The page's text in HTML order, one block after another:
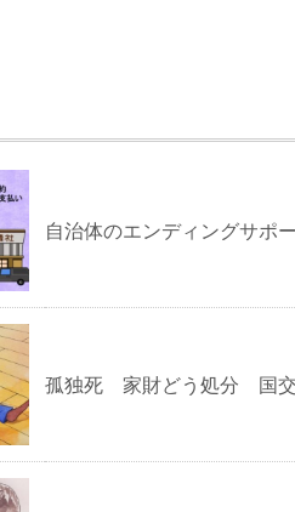
自治体のエンディングサポ
孤独死 家財どう処分 国交